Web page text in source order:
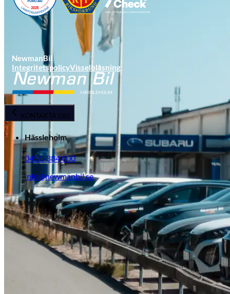
Opel
Serviceverkstad
NewmanBil
IntegritetspolicyVisselblåsning
KONTAKTA OSS
Hässleholm
0451-384 000
info@newmanbil.se